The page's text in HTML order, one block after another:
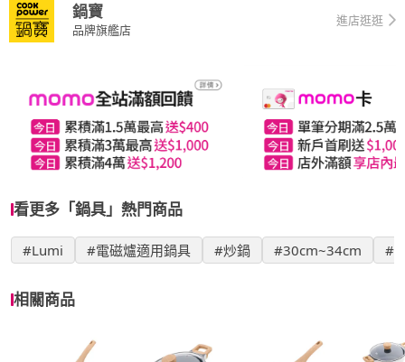
鍋寶
品牌旗艦店
進店逛逛
看更多「鍋具」熱門商品
#Lumi #電磁爐適用鍋具 #炒鍋 #30cm~34cm #
相關商品